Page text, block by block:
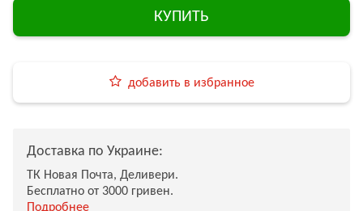
КУПИТЬ
добавить в избранное
Доставка по Украине:
ТК Новая Почта, Деливери.
Бесплатно от 3000 гривен.
Подробнее